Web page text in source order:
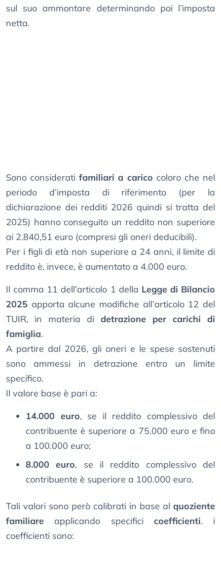
sul suo ammontare determinando poi l’imposta
netta.
Sono consideratifamiliari a carico coloro che nel
periodo d’imposta di riferimento (per la
dichiarazione dei redditi 2026 quindi si tratta del
2025) hanno conseguito un reddito non superiore
ai 2.840,51 euro (compresi gli oneri deducibili).
Per i figli di età non superiore a 24 anni, il limite di
reddito è, invece, è aumentato a 4.000 euro.
Il comma 11 dell’articolo 1 della Legge di Bilancio
2025 apporta alcune modifiche all’articolo 12 del
TUIR, in materia di detrazione per carichi di
famiglia.
A partire dal 2026, gli oneri e le spese sostenuti
sono ammessi in detrazione entro un limite
specifico.
Il valore base è pari a:
14.000 euro, se il reddito complessivo del
contribuente è superiore a 75.000 euro e fino
a 100.000 euro;
8.000 euro, se il reddito complessivo del
contribuente è superiore a 100.000 euro.
Tali valori sono però calibrati in base al quoziente
familiare applicando specifici coefficienti. i
coefficienti sono: